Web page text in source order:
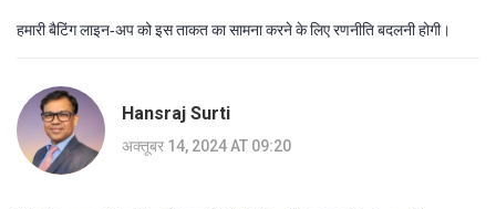
हमारी बैटिंग लाइन‑अप को इस ताकत का सामना करने के लिए रणनीति बदलनी होगी।
Hansraj Surti
अक्तूबर 14, 2024 AT 09:20